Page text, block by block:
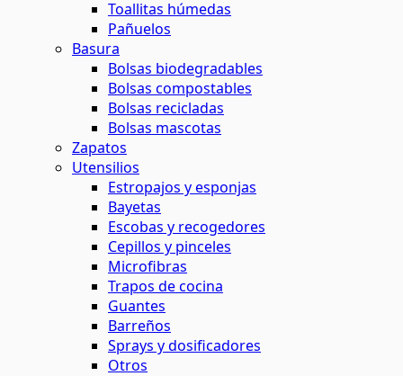
Toallitas húmedas
Pañuelos
Basura
Bolsas biodegradables
Bolsas compostables
Bolsas recicladas
Bolsas mascotas
Zapatos
Utensilios
Estropajos y esponjas
Bayetas
Escobas y recogedores
Cepillos y pinceles
Microfibras
Trapos de cocina
Guantes
Barreños
Sprays y dosificadores
Otros